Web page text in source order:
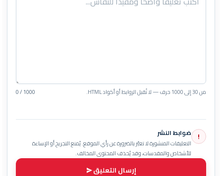
من 30 إلى 1000 حرف — لا تُقبل الروابط أو أكواد HTML. 0 / 1000
! ضوابط النشر
التعليقات المنشورة لا تعبّر بالضرورة عن رأي الموقع. يُمنع التجريح أو الإساءة
للأشخاص والمقدسات، وقد يُحذف المحتوى المخالف.
إرسال التعليق